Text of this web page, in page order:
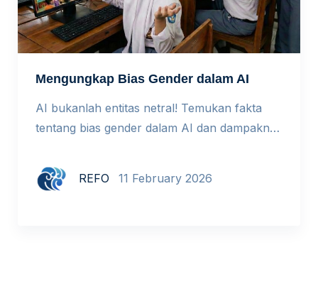
Mengungkap Bias Gender dalam AI
AI bukanlah entitas netral! Temukan fakta
tentang bias gender dalam AI dan dampaknya
Februari dunia memperingati International
Day of Women and Girls in Science. Tema
REFO 11 February 2026